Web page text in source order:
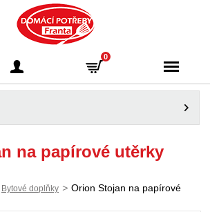
Franta - Příbram
0
na papírové utěrky
Bytové doplňky > Orion Stojan na papírové